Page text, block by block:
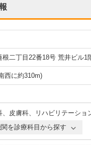
根二丁目22番18号 荒井ビル1
西に約310m)
、 皮膚科、 リハビリテーショ
を診療科目から探す